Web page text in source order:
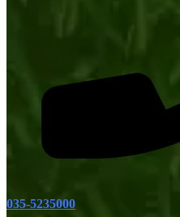
035-5235000